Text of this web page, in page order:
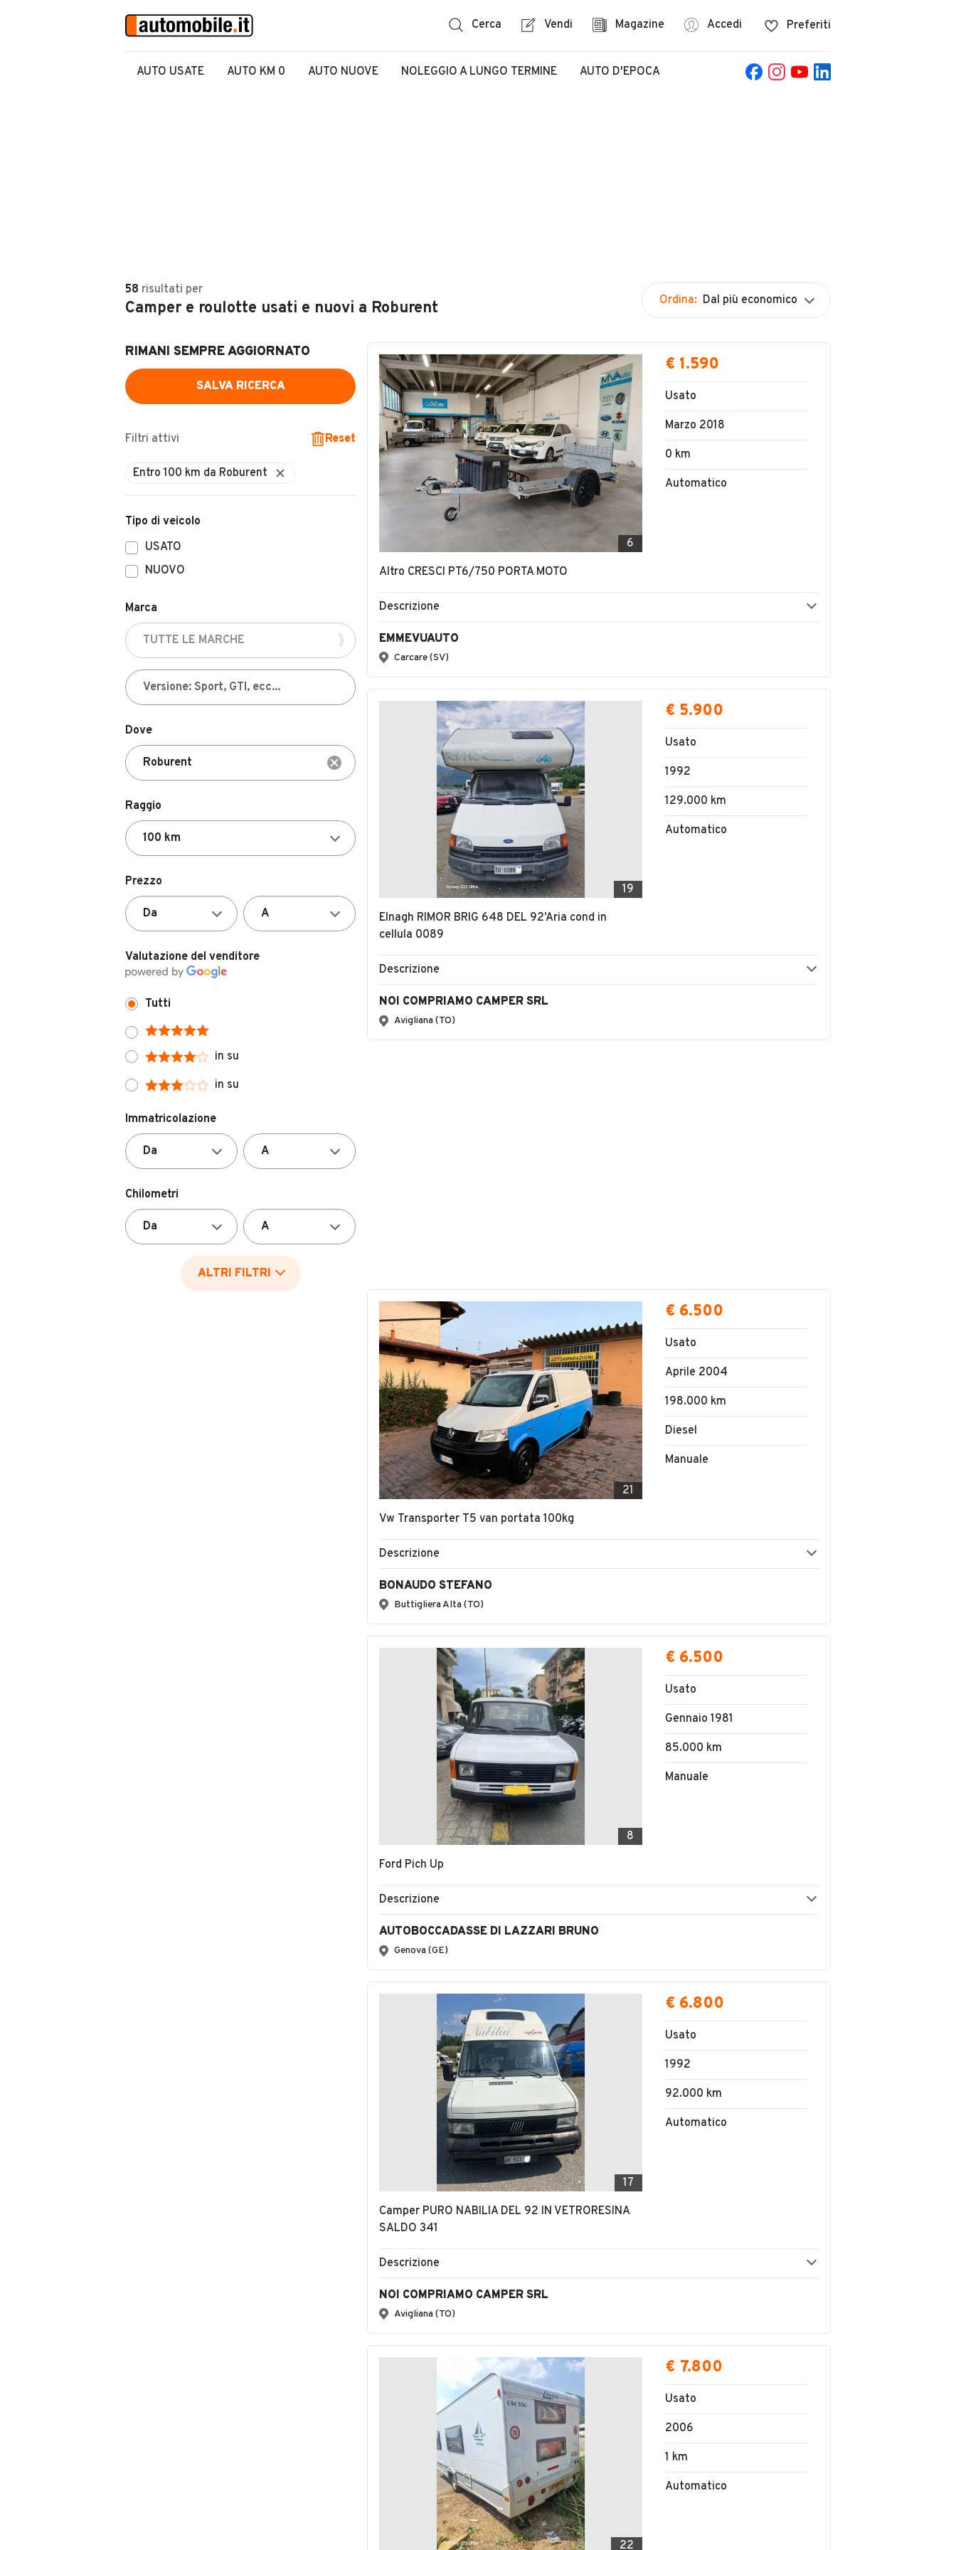
Cerca Vendi Magazine Accedi Preferiti
AUTO USATE AUTO KM 0 AUTO NUOVE NOLEGGIO A LUNGO TERMINE AUTO D'EPOCA
58 risultati per
Camper e roulotte usati e nuovi a Roburent Ordina: Dal più economico
RIMANI SEMPRE AGGIORNATO
SALVA RICERCA
Filtri attivi Reset
Tipo di veicolo
USATO
NUOVO
Marca
Dove
Raggio
Prezzo
Valutazione del venditore
Tutti
in su
in su
Immatricolazione
Chilometri
ALTRI FILTRI
6
Altro CRESCI PT6/750 PORTA MOTO
€ 1.590
Usato
Marzo 2018
0 km
Automatico
Descrizione
EMMEVUAUTO
Carcare (SV)
19
Elnagh RIMOR BRIG 648 DEL 92’Aria cond in
cellula 0089
€ 5.900
Usato
1992
129.000 km
Automatico
Descrizione
NOI COMPRIAMO CAMPER SRL
Avigliana (TO)
21
Vw Transporter T5 van portata 100kg
€ 6.500
Usato
Aprile 2004
198.000 km
Diesel
Manuale
Descrizione
BONAUDO STEFANO
Buttigliera Alta (TO)
8
Ford Pich Up
€ 6.500
Usato
Gennaio 1981
85.000 km
Manuale
Descrizione
AUTOBOCCADASSE DI LAZZARI BRUNO
Genova (GE)
17
Camper PURO NABILIA DEL 92 IN VETRORESINA
SALDO 341
€ 6.800
Usato
1992
92.000 km
Automatico
Descrizione
NOI COMPRIAMO CAMPER SRL
Avigliana (TO)
22
€ 7.800
Usato
2006
1 km
Automatico